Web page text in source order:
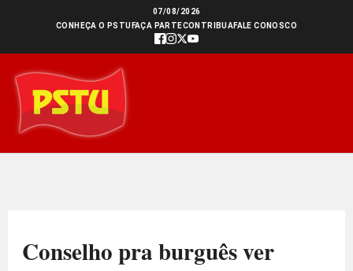
conteúdo
07/08/2026
CONHEÇA O PSTU FAÇA PARTECONTRIBUAFALE CONOSCO
Conselho pra burguês ver